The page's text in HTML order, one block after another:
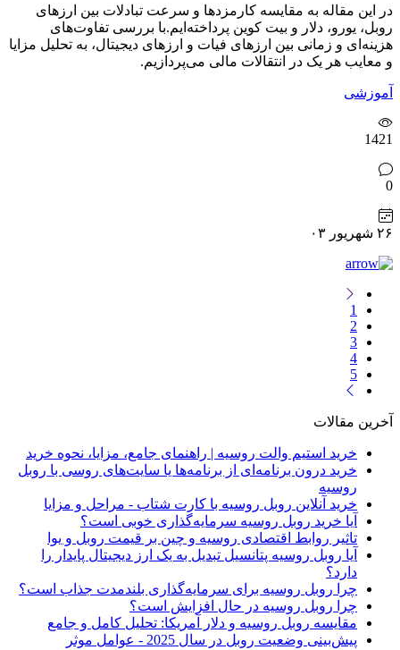
در این مقاله به مقایسه کارمزدها و سرعت تبادلات بین ارزهای
روبل، یورو، دلار و بیت کوین پرداخته‌ایم.با بررسی تفاوت‌های
هزینه‌ای و زمانی بین ارزهای فیات و ارزهای دیجیتال، به تحلیل مزایا
و معایب هر یک در انتقالات مالی می‌پردازیم.
آموزشی
1421
0
۲۶ شهریور ۰۳
1
2
3
4
5
آخرین مقالات
خرید استیم والت روسیه | راهنمای جامع، مزایا، نحوه خرید
خرید درون برنامه‌ای از برنامه‌ها یا سایت‌های روسی با روبل
روسیه
خرید آنلاین روبل روسیه با کارت شتاب - مراحل و مزایا
آیا خرید روبل روسیه سرمایه‌گذاری خوبی است؟
تاثیر روابط اقتصادی روسیه و چین بر قیمت روبل و یوا
آیا روبل روسیه پتانسیل تبدیل به یک ارز دیجیتال پایدار را
دارد؟
چرا روبل روسیه برای سرمایه‌گذاری بلندمدت جذاب است؟
چرا روبل روسیه در حال افزایش است؟
مقایسه روبل روسیه و دلار آمریکا: تحلیل کامل و جامع
پیش‌بینی وضعیت روبل در سال 2025 - عوامل موثر